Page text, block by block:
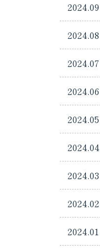
2024.09
2024.08
2024.07
2024.06
2024.05
2024.04
2024.03
2024.02
2024.01